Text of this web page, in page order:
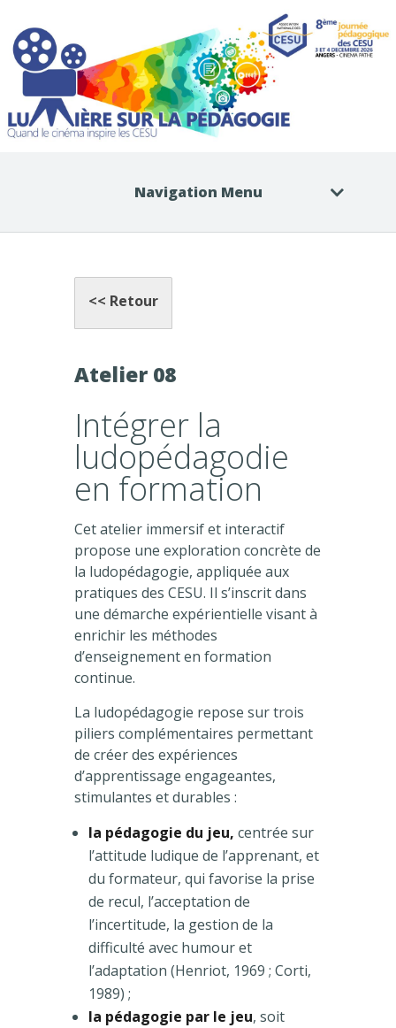
Navigation Menu
<< Retour
Atelier 08
Intégrer la
ludopédagodie
en formation
Cet atelier immersif et interactif
propose une exploration concrète de
la ludopédagogie, appliquée aux
pratiques des CESU. Il s’inscrit dans
une démarche expérientielle visant à
enrichir les méthodes
d’enseignement en formation
continue.
La ludopédagogie repose sur trois
piliers complémentaires permettant
de créer des expériences
d’apprentissage engageantes,
stimulantes et durables :
la pédagogie du jeu, centrée sur
l’attitude ludique de l’apprenant, et
du formateur, qui favorise la prise
de recul, l’acceptation de
l’incertitude, la gestion de la
difficulté avec humour et
l’adaptation (Henriot, 1969 ; Corti,
1989) ;
la pédagogie par le jeu, soit